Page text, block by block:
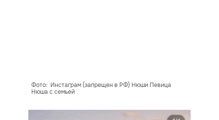
Фото: Инстаграм (запрещен в РФ) Нюши Певица
Нюша с семьей